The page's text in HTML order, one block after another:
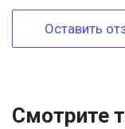
Оставить
Смотрите